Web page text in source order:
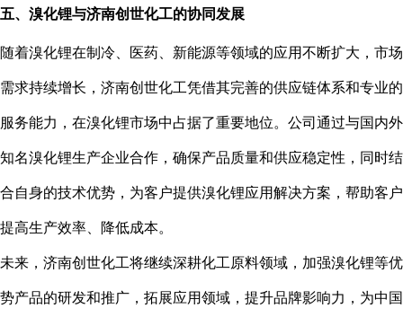
五、溴化锂与济南创世化工的协同发展
随着溴化锂在制冷、医药、新能源等领域的应用不断扩大，市场
需求持续增长，济南创世化工凭借其完善的供应链体系和专业的
服务能力，在溴化锂市场中占据了重要地位。公司通过与国内外
知名溴化锂生产企业合作，确保产品质量和供应稳定性，同时结
合自身的技术优势，为客户提供溴化锂应用解决方案，帮助客户
提高生产效率、降低成本。
未来，济南创世化工将继续深耕化工原料领域，加强溴化锂等优
势产品的研发和推广，拓展应用领域，提升品牌影响力，为中国